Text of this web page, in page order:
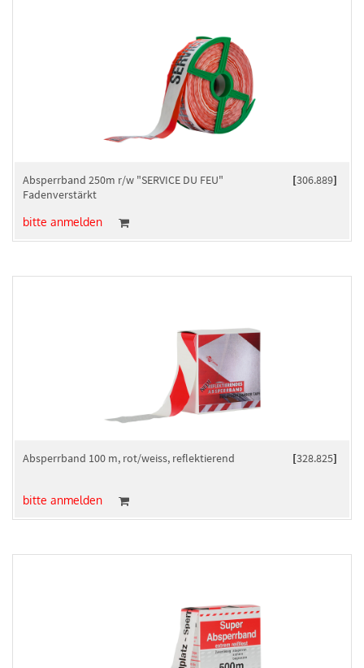
[306.889]
Absperrband 250m r/w "SERVICE DU FEU"
Fadenverstärkt
bitte anmelden
[328.825]
Absperrband 100 m, rot/weiss, reflektierend
bitte anmelden